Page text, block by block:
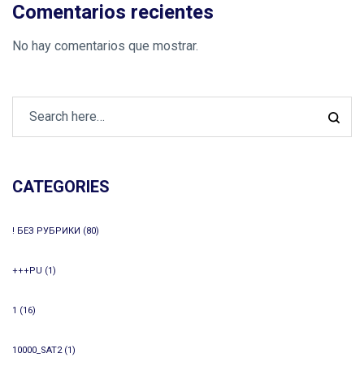
Comentarios recientes
No hay comentarios que mostrar.
CATEGORIES
! БЕЗ РУБРИКИ (80)
+++PU (1)
1 (16)
10000_SAT2(1)